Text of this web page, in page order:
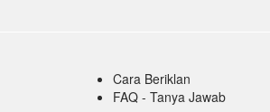
Cara Beriklan
FAQ - Tanya Jawab